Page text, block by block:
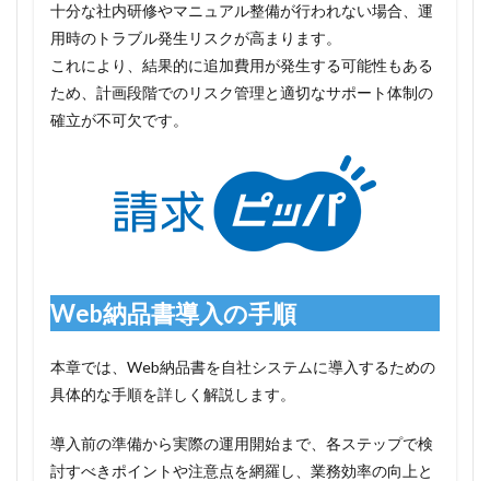
十分な社内研修やマニュアル整備が行われない場合、運
用時のトラブル発生リスクが高まります。
これにより、結果的に追加費用が発生する可能性もある
ため、計画段階でのリスク管理と適切なサポート体制の
確立が不可欠です。
Web納品書導入の手順
本章では、Web納品書を自社システムに導入するための
具体的な手順を詳しく解説します。
導入前の準備から実際の運用開始まで、各ステップで検
討すべきポイントや注意点を網羅し、業務効率の向上と